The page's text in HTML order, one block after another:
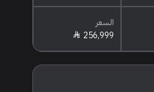
السعر
256,999